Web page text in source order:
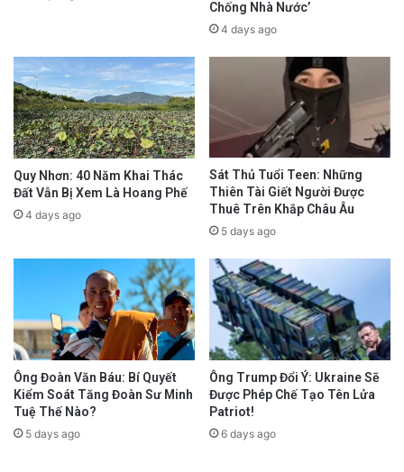
Chống Nhà Nước’
4 days ago
Quy Nhơn: 40 Năm Khai Thác
Đất Vẫn Bị Xem Là Hoang Phế
4 days ago
Sát Thủ Tuổi Teen: Những
Thiên Tài Giết Người Được
Thuê Trên Khắp Châu Âu
5 days ago
Ông Đoàn Văn Báu: Bí Quyết
Kiểm Soát Tăng Đoàn Sư Minh
Tuệ Thế Nào?
5 days ago
Ông Trump Đổi Ý: Ukraine Sẽ
Được Phép Chế Tạo Tên Lửa
Patriot!
6 days ago